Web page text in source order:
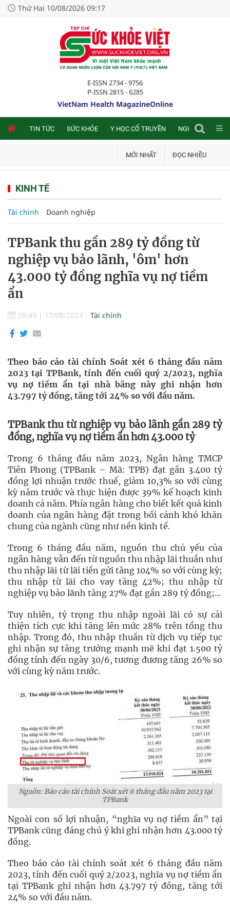
Thứ Hai 10/08/2026 09:17
E-ISSN 2734 - 9756
P-ISSN 2815 - 6285
VietNam Health MagazineOnline
TIN TỨC SỨC KHỎE Y HỌC CỔ TRUYỀN NGHIÊN CỨU
MỚI NHẤT ĐỌC NHIỀU
KINH TẾ
Tài chính Doanh nghiệp
TPBank thu gần 289 tỷ đồng từ
nghiệp vụ bảo lãnh, 'ôm' hơn
43.000 tỷ đồng nghĩa vụ nợ tiềm
ẩn
09:49 | 17/08/2023 Tài chính
Theo báo cáo tài chính Soát xét 6 tháng đầu năm
2023 tại TPBank, tính đến cuối quý 2/2023, nghĩa
vụ nợ tiềm ẩn tại nhà băng này ghi nhận hơn
43.797 tỷ đồng, tăng tới 24% so với đầu năm.
TPBank thu từ nghiệp vụ bảo lãnh gần 289 tỷ
đồng, nghĩa vụ nợ tiềm ẩn hơn 43.000 tỷ
Trong 6 tháng đầu năm 2023, Ngân hàng TMCP
Tiên Phong (TPBank – Mã: TPB) đạt gần 3.400 tỷ
đồng lợi nhuận trước thuế, giảm 10,3% so với cùng
kỳ năm trước và thực hiện được 39% kế hoạch kinh
doanh cả năm. Phía ngân hàng cho biết kết quả kinh
doanh của ngân hàng đặt trong bối cảnh khó khăn
chung của ngành cũng như nền kinh tế.
Trong 6 tháng đầu năm, nguồn thu chủ yếu của
ngân hàng vẫn đến từ nguồn thu nhập lãi thuần như
thu nhập lãi từ lãi tiền gửi tăng 104% so với cùng kỳ;
thu nhập từ lãi cho vay tăng 42%; thu nhập từ
nghiệp vụ bảo lãnh tăng 27% đạt gần 289 tỷ đồng;...
Tuy nhiên, tỷ trọng thu nhập ngoài lãi có sự cải
thiện tích cực khi tăng lên mức 28% trên tổng thu
nhập. Trong đó, thu nhập thuần từ dịch vụ tiếp tục
ghi nhận sự tăng trưởng mạnh mẽ khi đạt 1.500 tỷ
đồng tính đến ngày 30/6, tương đương tăng 26% so
với cùng kỳ năm trước.
Nguồn: Báo cáo tài chính Soát xét 6 tháng đầu năm 2023 tại
TPBank
Ngoài con số lợi nhuận, “nghĩa vụ nợ tiềm ẩn” tại
TPBank cũng đáng chú ý khi ghi nhận hơn 43.000 tỷ
đồng.
Theo báo cáo tài chính soát xét 6 tháng đầu năm
2023, tính đến cuối quý 2/2023, nghĩa vụ nợ tiềm ẩn
tại TPBank ghi nhận hơn 43.797 tỷ đồng, tăng tới
24% so với đầu năm.